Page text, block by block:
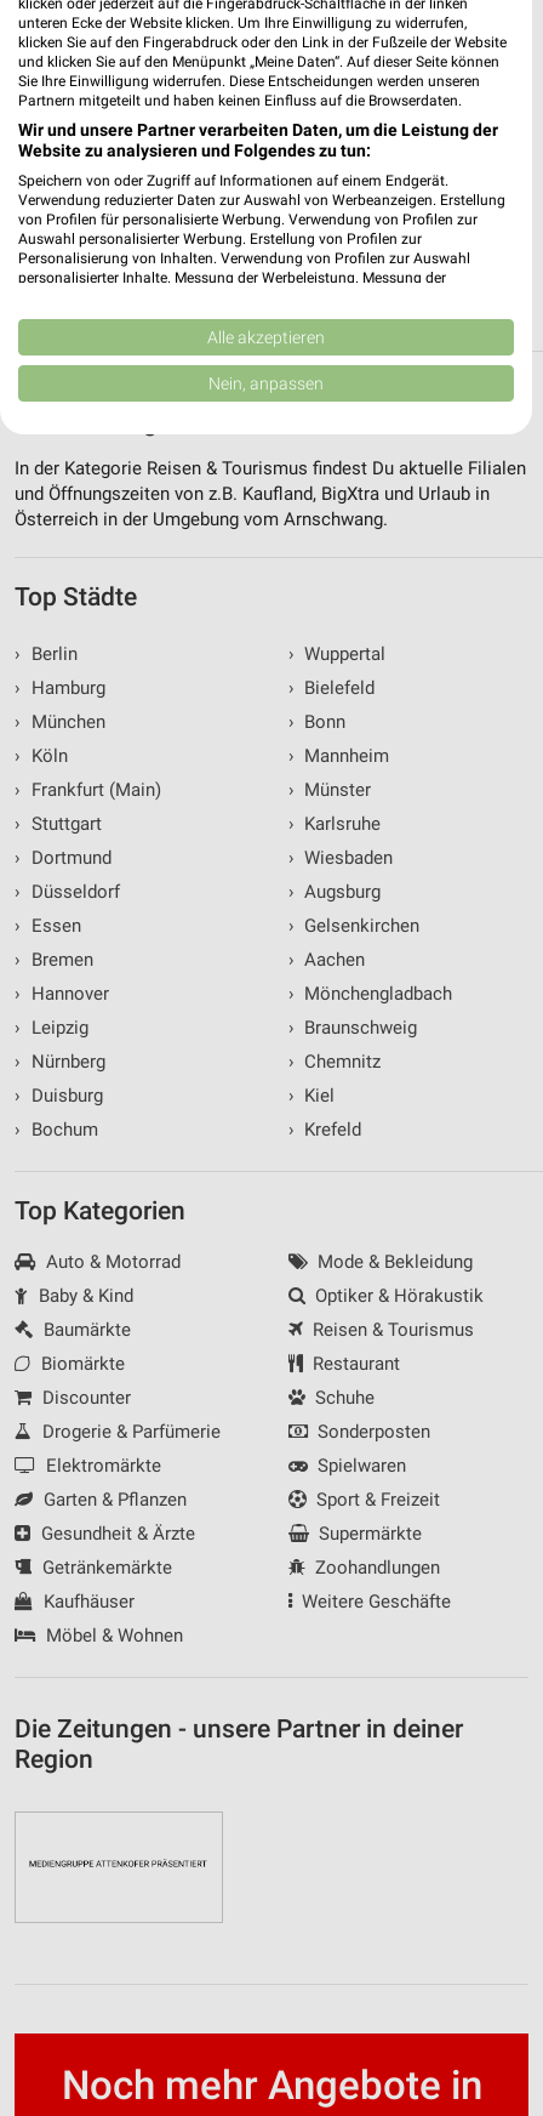
3,5 km
Reisemagazin August 2026
Gültig bis Mo. 31.08.
Reisemagazin August 2026
Gültig bis Mo. 31.08.
Filialen zum Thema Reisen & Tourismus in
In der Kategorie Reisen & Tourismus findest Du aktuelle Filialen
und Öffnungszeiten von z.B. Kaufland, BigXtra und Urlaub in
Österreich in der Umgebung vom Arnschwang.
Top Städte
›
Berlin
›
Hamburg
›
München
›
Köln
›
Frankfurt (Main)
› Stuttgart
›
Dortmund
›
Düsseldorf
›
Essen
›
Bremen
›
Hannover
›
Leipzig
›
Nürnberg
›
Duisburg
›
Bochum
› Wuppertal
› Bielefeld
› Bonn
› Mannheim
› Münster
› Karlsruhe
› Wiesbaden
› Augsburg
› Gelsenkirchen
› Aachen
› Mönchengladbach
› Braunschweig
› Chemnitz
› Kiel
› Krefeld
Top Kategorien
Auto & Motorrad
Baby & Kind
Baumärkte
Biomärkte
Discounter
Drogerie & Parfümerie
Elektromärkte
Garten & Pflanzen
Gesundheit & Ärzte
Getränkemärkte
Kaufhäuser
Möbel & Wohnen
Mode & Bekleidung
Optiker & Hörakustik
Reisen & Tourismus
Restaurant
Schuhe
Sonderposten
Spielwaren
Sport & Freizeit
Supermärkte
Zoohandlungen
Weitere Geschäfte
Die Zeitungen - unsere Partner in deiner
Region
Noch mehr Angebote in
klicken oder jederzeit auf die Fingerabdruck-Schaltfläche in der linken
unteren Ecke der Website klicken. Um Ihre Einwilligung zu widerrufen,
klicken Sie auf den Fingerabdruck oder den Link in der Fußzeile der Website
und klicken Sie auf den Menüpunkt „Meine Daten“. Auf dieser Seite können
Sie Ihre Einwilligung widerrufen. Diese Entscheidungen werden unseren
Partnern mitgeteilt und haben keinen Einfluss auf die Browserdaten.
Wir und unsere Partner verarbeiten Daten, um die Leistung der
Website zu analysieren und Folgendes zu tun:
Speichern von oder Zugriff auf Informationen auf einem Endgerät.
Verwendung reduzierter Daten zur Auswahl von Werbeanzeigen. Erstellung
von Profilen für personalisierte Werbung. Verwendung von Profilen zur
Auswahl personalisierter Werbung. Erstellung von Profilen zur
Personalisierung von Inhalten. Verwendung von Profilen zur Auswahl
personalisierter Inhalte. Messung der Werbeleistung. Messung der
Kombinationen von Daten aus verschiedenen Quellen. Entwicklung und
Verbesserung der Angebote. Verwendung reduzierter Daten zur Auswahl
von Inhalten.
Daten können außerhalb der Europäischen Union weitergegeben und in die
USA gesendet werden.
Website/App.
Partnerliste anzeigen (1 IAB-Anbieter)
Wir nutzen Ihre Daten für folgende Zwecke:
IAB-Verarbeitungszwecke:
auf einem Endgerät
Werbeanzeigen
Erstellung von Profilen für personalisierte
Werbung
Verwendung von Profilen zur Auswahl
personalisierter Werbung
Erstellung von Profilen zur Personalisierung
Verwendung von Profilen zur Auswahl
Messung der Werbeleistung
Messung der Performance von Inhalten
Analyse von Zielgruppen durch Statistiken oder
Quellen
Inhalten
IAB-Besonderheiten:
Verwendung genauer Standortdaten
Informationen identifizieren
Nicht-IAB-Verarbeitungszwecke:
Performance
Funktional
Werbung
Alle akzeptieren
Nein, anpassen